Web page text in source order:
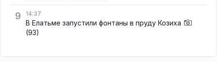
9 14:37
В Елатьме запустили фонтаны в пруду Козиха
(93)